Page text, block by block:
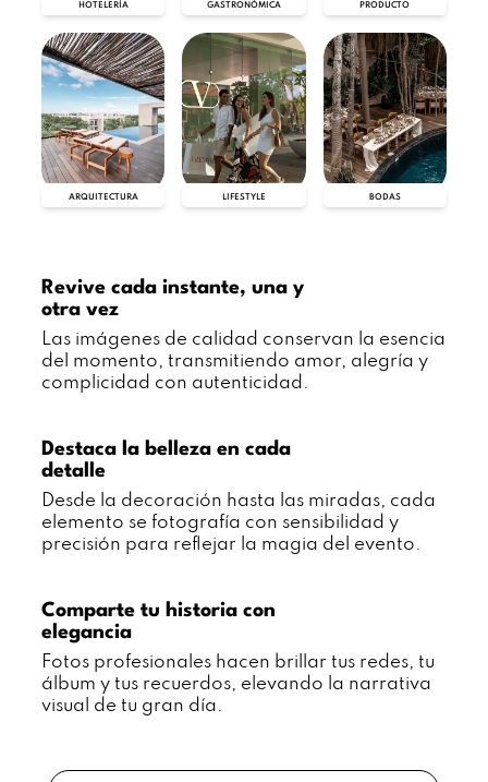
HOTELERÍA GASTRONÓMICA PRODUCTO
ARQUITECTURA LIFESTYLE BODAS
Revive cada instante, una y
otra vez
Las imágenes de calidad conservan la esencia
del momento, transmitiendo amor, alegría y
complicidad con autenticidad.
Destaca la belleza en cada
detalle
Desde la decoración hasta las miradas, cada
elemento se fotografía con sensibilidad y
precisión para reflejar la magia del evento.
Comparte tu historia con
elegancia
Fotos profesionales hacen brillar tus redes, tu
álbum y tus recuerdos, elevando la narrativa
visual de tu gran día.